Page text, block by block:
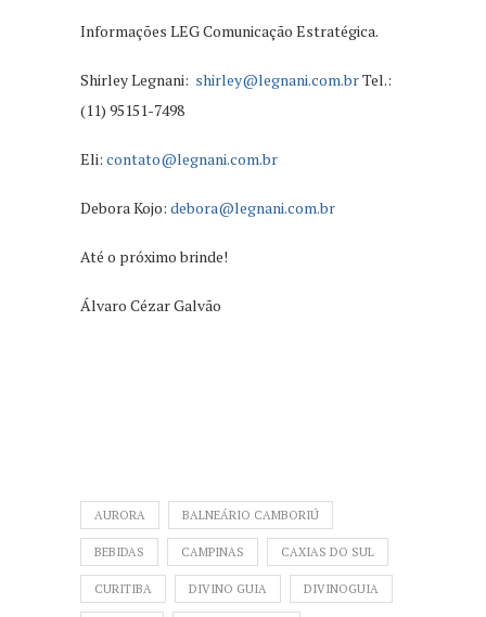
Informações LEG Comunicação Estratégica.
Shirley Legnani: shirley@legnani.com.brTel.:
(11) 95151-7498
Eli: contato@legnani.com.br
Debora Kojo: debora@legnani.com.br
Até o próximo brinde!
Álvaro Cézar Galvão
AURORA BALNEÁRIO CAMBORIÚ
BEBIDAS CAMPINAS CAXIAS DO SUL
CURITIBA DIVINO GUIA DIVINOGUIA